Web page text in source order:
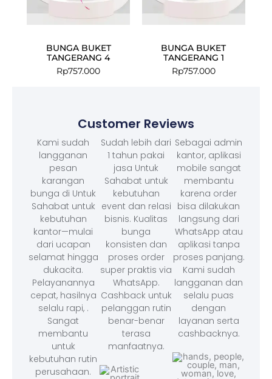
BUNGA BUKET
TANGERANG 4
Rp757.000
BUNGA BUKET
TANGERANG 1
Rp757.000
Customer Reviews
Kami sudah
langganan
pesan
karangan
bunga di Untuk
Sahabat untuk
kebutuhan
kantor—mulai
dari ucapan
selamat hingga
dukacita.
Pelayanannya
cepat, hasilnya
selalu rapi, .
Sangat
membantu
untuk
kebutuhan rutin
perusahaan.
Sudah lebih dari
1 tahun pakai
jasa Untuk
Sahabat untuk
kebutuhan
event dan relasi
bisnis. Kualitas
bunga
konsisten dan
proses order
super praktis via
WhatsApp.
Cashback untuk
pelanggan rutin
benar-benar
terasa
manfaatnya.
Sebagai admin
kantor, aplikasi
mobile sangat
membantu
karena order
bisa dilakukan
langsung dari
WhatsApp atau
aplikasi tanpa
proses panjang.
Kami sudah
langganan dan
selalu puas
dengan
layanan serta
cashbacknya.